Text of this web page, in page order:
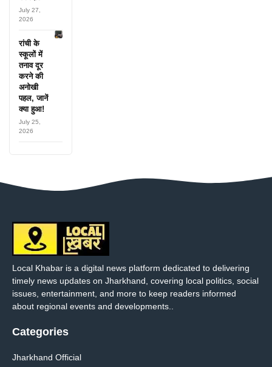
July 27,
2026
रांची के
स्कूलों में
तनाव दूर
करने की
अनोखी
पहल, जानें
क्या हुआ!
July 25,
2026
Local Khabar is a digital news platform dedicated to delivering
timely news updates on Jharkhand, covering local politics, social
issues, entertainment, and more to keep readers informed
about regional events and developments..
Categories
Jharkhand Official